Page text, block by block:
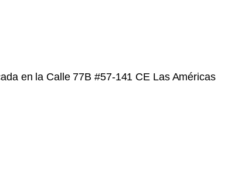
en la Calle 77B #57-141 CE Las Américas